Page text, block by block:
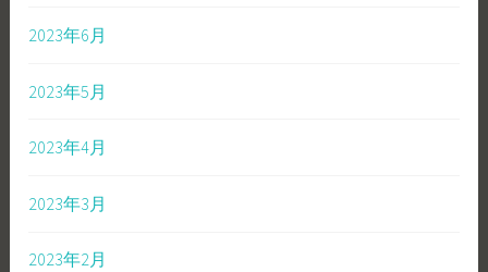
2023年6月
2023年5月
2023年4月
2023年3月
2023年2月